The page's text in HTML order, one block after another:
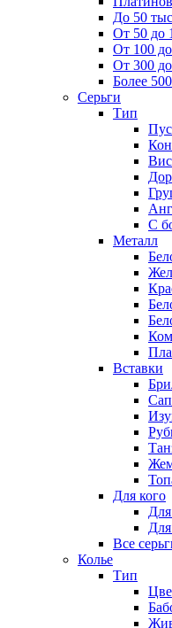
До 50
От 50 до
От 100
От 300
Более
Серьги
Тип
С
Металл
Вставки
Для кого
Все
Колье
Тип